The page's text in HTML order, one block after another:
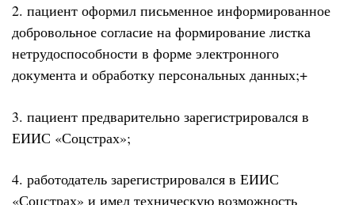
2. пациент оформил письменное информированное
добровольное согласие на формирование листка
нетрудоспособности в форме электронного
документа и обработку персональных данных;+
3. пациент предварительно зарегистрировался в
ЕИИС «Соцстрах»;
4. работодатель зарегистрировался в ЕИИС
«Соцстрах» и имел техническую возможность